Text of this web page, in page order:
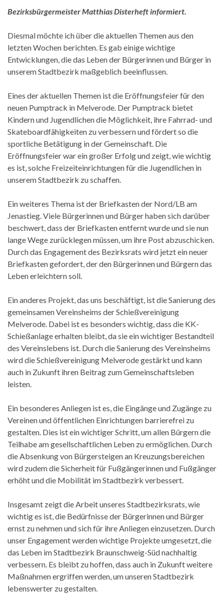
Bezirksbürgermeister Matthias Disterheft informiert.
Diesmal möchte ich über die aktuellen Themen aus den
letzten Wochen berichten. Es gab einige wichtige
Entwicklungen, die das Leben der Bürgerinnen und Bürger in
unserem Stadtbezirk maßgeblich beeinflussen.
Eines der aktuellen Themen ist die Eröffnungsfeier für den
neuen Pumptrack in Melverode. Der Pumptrack bietet
Kindern und Jugendlichen die Möglichkeit, ihre Fahrrad- und
Skateboardfähigkeiten zu verbessern und fördert so die
sportliche Betätigung in der Gemeinschaft. Die
Eröffnungsfeier war ein großer Erfolg und zeigt, wie wichtig
es ist, solche Freizeiteinrichtungen für die Jugendlichen in
unserem Stadtbezirk zu schaffen.
Ein weiteres Thema ist der Briefkasten der Nord/LB am
Jenastieg. Viele Bürgerinnen und Bürger haben sich darüber
beschwert, dass der Briefkasten entfernt wurde und sie nun
lange Wege zurücklegen müssen, um ihre Post abzuschicken.
Durch das Engagement des Bezirksrats wird jetzt ein neuer
Briefkasten gefordert, der den Bürgerinnen und Bürgern das
Leben erleichtern soll.
Ein anderes Projekt, das uns beschäftigt, ist die Sanierung des
gemeinsamen Vereinsheims der Schießvereinigung
Melverode. Dabei ist es besonders wichtig, dass die KK-
Schießanlage erhalten bleibt, da sie ein wichtiger Bestandteil
des Vereinslebens ist. Durch die Sanierung des Vereinsheims
wird die Schießvereinigung Melverode gestärkt und kann
auch in Zukunft ihren Beitrag zum Gemeinschaftsleben
leisten.
Ein besonderes Anliegen ist es, die Eingänge und Zugänge zu
Vereinen und öffentlichen Einrichtungen barrierefrei zu
gestalten. Dies ist ein wichtiger Schritt, um allen Bürgern die
Teilhabe am gesellschaftlichen Leben zu ermöglichen. Durch
die Absenkung von Bürgersteigen an Kreuzungsbereichen
wird zudem die Sicherheit für Fußgängerinnen und Fußgänger
erhöht und die Mobilität im Stadtbezirk verbessert.
Insgesamt zeigt die Arbeit unseres Stadtbezirksrats, wie
wichtig es ist, die Bedürfnisse der Bürgerinnen und Bürger
ernst zu nehmen und sich für ihre Anliegen einzusetzen. Durch
unser Engagement werden wichtige Projekte umgesetzt, die
das Leben im Stadtbezirk Braunschweig-Süd nachhaltig
verbessern. Es bleibt zu hoffen, dass auch in Zukunft weitere
Maßnahmen ergriffen werden, um unseren Stadtbezirk
lebenswerter zu gestalten.